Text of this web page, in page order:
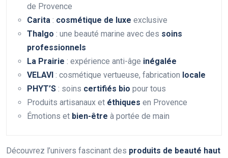
de Provence
Carita : cosmétique de luxe exclusive
Thalgo : une beauté marine avec des soins
professionnels
La Prairie : expérience anti-âge inégalée
VELAVI : cosmétique vertueuse, fabrication locale
PHYT’S : soins certifiés bio pour tous
Produits artisanaux et éthiques en Provence
Émotions et bien-être à portée de main
Découvrez l’univers fascinant des produits de beauté haut